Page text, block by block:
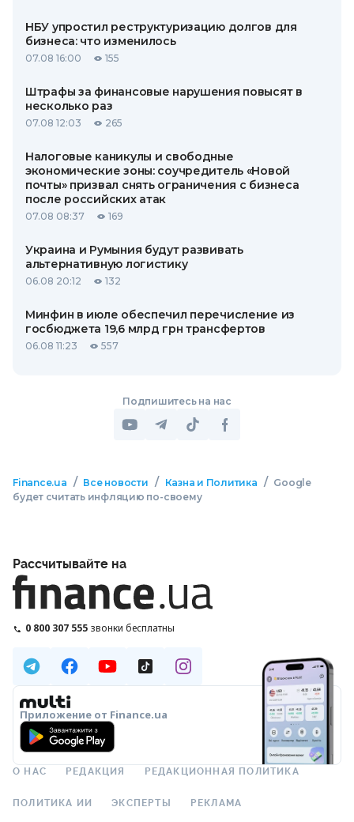
НБУ упростил реструктуризацию долгов для
бизнеса: что изменилось
07.08 16:00 155
Штрафы за финансовые нарушения повысят в
несколько раз
07.08 12:03 265
Налоговые каникулы и свободные
экономические зоны: соучредитель «Новой
почты» призвал снять ограничения с бизнеса
после российских атак
07.08 08:37 169
Украина и Румыния будут развивать
альтернативную логистику
06.08 20:12 132
Минфин в июле обеспечил перечисление из
госбюджета 19,6 млрд грн трансфертов
06.08 11:23 557
Подпишитесь на нас
Finance.ua / Все новости / Казна и Политика / Google
будет считать инфляцию по-своему
Рассчитывайте на
0 800 307 555 звонки бесплатны
Приложение от Finance.ua
О НАС РЕДАКЦИЯ РЕДАКЦИОННАЯ ПОЛИТИКА
ПОЛИТИКА ИИ ЭКСПЕРТЫ РЕКЛАМА